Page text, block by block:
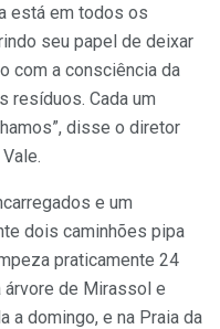
está em todos os
seu papel de deixar
com a consciência da
resíduos. Cada um
disse o diretor
e um
dois caminhões pipa
praticamente 24
árvore de Mirassol e
a domingo, e na Praia da